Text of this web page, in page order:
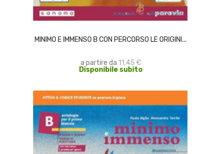
MINIMO E IMMENSO B CON PERCORSO LE ORIGINI...
a partire da 11,45 €
Disponibile subito
SCEGLI